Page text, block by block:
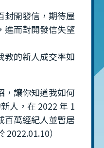
封開發信，期待屋
進而對開發信失望
教的新人成交率如
，讓你知道我如何
人，在 2022 年 1
百萬經紀人並暫居
）